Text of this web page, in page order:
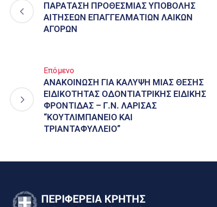
ΠΑΡΑΤΑΣΗ ΠΡΟΘΕΣΜΙΑΣ ΥΠΟΒΟΛΗΣ
ΑΙΤΗΣΕΩΝ ΕΠΑΓΓΕΛΜΑΤΙΩΝ ΛΑΙΚΩΝ
ΑΓΟΡΩΝ
Επόμενο
ΑΝΑΚΟΙΝΩΣΗ ΓΙΑ ΚΑΛΥΨΗ ΜΙΑΣ ΘΕΣΗΣ
ΕΙΔΙΚΟΤΗΤΑΣ ΟΔΟΝΤΙΑΤΡΙΚΗΣ ΕΙΔΙΚΗΣ
ΦΡΟΝΤΙΔΑΣ – Γ.Ν. ΛΑΡΙΣΑΣ
“ΚΟΥΤΛΙΜΠΑΝΕΙΟ ΚΑΙ
ΤΡΙΑΝΤΑΦΥΛΛΕΙΟ”